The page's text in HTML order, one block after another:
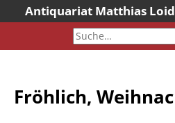
Antiquariat Matthias
Aktuelles
Neueingänge
Fröhlich,